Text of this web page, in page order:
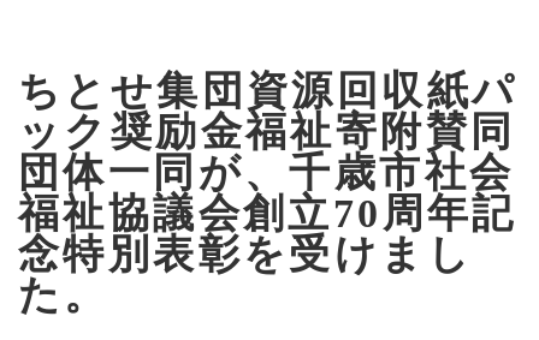
ちとせ集団資源回収紙パ
ック奨励金福祉寄附賛同
団体一同が、千歳市社会
福祉協議会創立70周年記
念特別表彰を受けまし
た。